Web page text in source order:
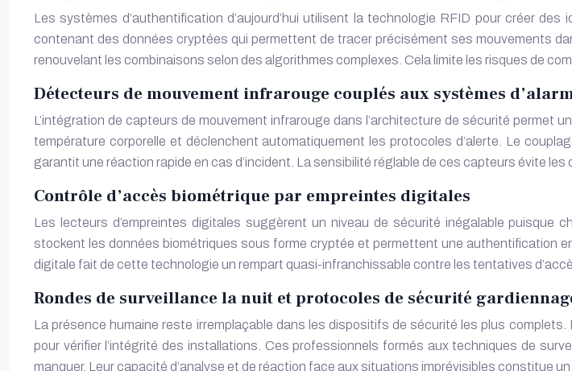
Les systèmes d’authentification d’aujourd’hui utilisent la technologie RFID pour créer
contenant des données cryptées qui permettent de tracer précisément ses mouvements
renouvelant les combinaisons selon des algorithmes complexes. Cela limite les risques de
Détecteurs de mouvement infrarouge couplés aux systèmes
L’intégration de capteurs de mouvement infrarouge dans l’architecture de sécurité
température corporelle et déclenchent automatiquement les protocoles d’alerte. Le
garantit une réaction rapide en cas d’incident. La sensibilité réglable de ces capteurs évite
Contrôle d’accès biométrique par empreintes digitales
Les lecteurs d’empreintes digitales suggèrent un niveau de sécurité inégalable puisque
stockent les données biométriques sous forme cryptée et permettent une authentification
digitale fait de cette technologie un rempart quasi-infranchissable contre les tentatives
Rondes de surveillance la nuit et protocoles de sécurité
La présence humaine reste irremplaçable dans les dispositifs de sécurité les plus
pour vérifier l’intégrité des installations. Ces professionnels formés aux techniques de
manquer. Leur capacité d’analyse et de réaction face aux situations imprévisibles constitue